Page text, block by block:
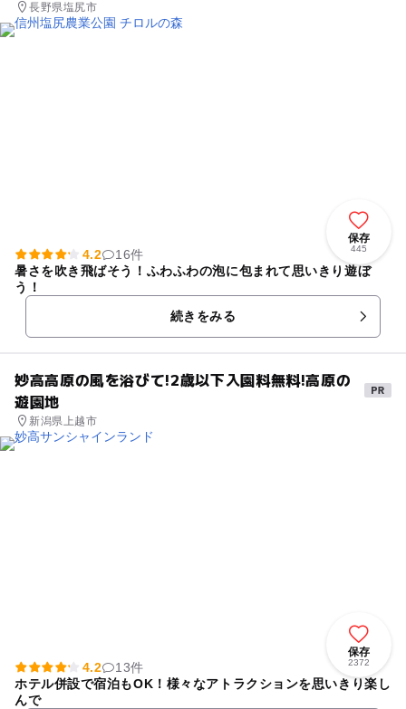
長野県塩尻市
保存
445
4.2
16件
暑さを吹き飛ばそう！ふわふわの泡に包まれて思いきり遊ぼ
う！
続きをみる
妙高高原の風を浴びて!2歳以下入園料無料!高原の
遊園地
新潟県上越市
保存
2372
4.2
13件
ホテル併設で宿泊もOK！様々なアトラクションを思いきり楽し
んで